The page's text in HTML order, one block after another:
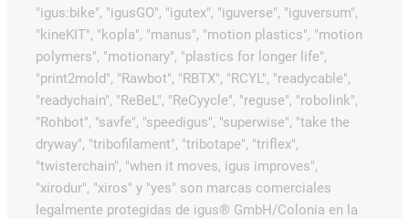
"igus:bike", "igusGO", "igutex", "iguverse", "iguversum",
"kineKIT", "kopla", "manus", "motion plastics", "motion
polymers", "motionary", "plastics for longer life",
"print2mold", "Rawbot", "RBTX", "RCYL", "readycable",
"readychain", "ReBeL", "ReCyycle", "reguse", "robolink",
"Rohbot", "savfe", "speedigus", "superwise", "take the
dryway", "tribofilament", "tribotape", "triflex",
"twisterchain", "when it moves, igus improves",
"xirodur", "xiros" y "yes" son marcas comerciales
legalmente protegidas de igus® GmbH/Colonia en la